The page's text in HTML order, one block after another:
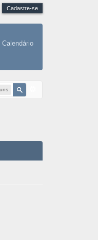
Cadastre-se
Calendário